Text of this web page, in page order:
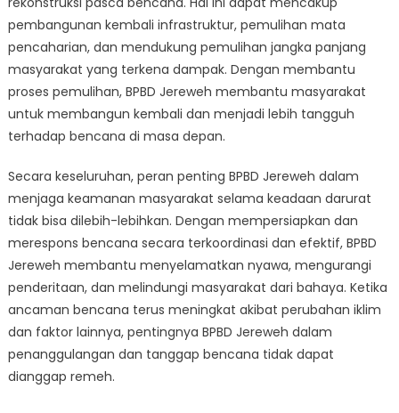
pembangunan kembali infrastruktur, pemulihan mata
pencaharian, dan mendukung pemulihan jangka panjang
masyarakat yang terkena dampak. Dengan membantu
proses pemulihan, BPBD Jereweh membantu masyarakat
untuk membangun kembali dan menjadi lebih tangguh
terhadap bencana di masa depan.
Secara keseluruhan, peran penting BPBD Jereweh dalam
menjaga keamanan masyarakat selama keadaan darurat
tidak bisa dilebih-lebihkan. Dengan mempersiapkan dan
merespons bencana secara terkoordinasi dan efektif, BPBD
Jereweh membantu menyelamatkan nyawa, mengurangi
penderitaan, dan melindungi masyarakat dari bahaya. Ketika
ancaman bencana terus meningkat akibat perubahan iklim
dan faktor lainnya, pentingnya BPBD Jereweh dalam
penanggulangan dan tanggap bencana tidak dapat
dianggap remeh.